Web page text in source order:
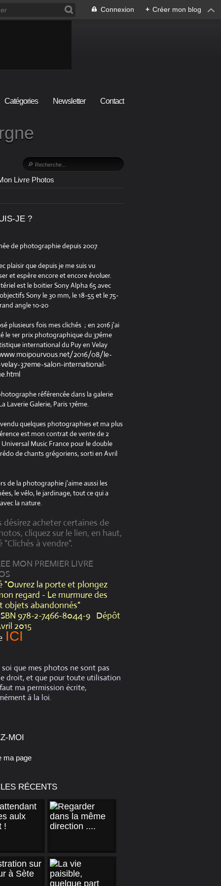
Connexion + Créer mon blog
Catégories Newsletter Contact
Livre Photos
JE ?
de photographie depuis 2007.
plaisir que depuis je me suis vu
et espère encore et encore évoluer.
est le boitier Sony Alpha 65 avec
Sony le 30 mm, le 18-55 et le 75-
angle 10-20
plusieurs fois mes clichés ; en 2016 j'ai
le 1er prix photographique du 37éme
international du Puy en Velay
2016/08/le-
37eme-salon-international-
référencée dans la galerie
Laverie Galerie, Paris 17éme.
quelques photographies et ma plus
est mon contrat de vente de 2
Universal Music France pour le double
de chants grégoriens, sorti en Avril
de la photographie j'aime aussi les
le vélo, le jardinage, tout ce qui a
la nature.
désirez acheter certaines de
cliquez sur le lien, en haut,
à vendre".
MON PREMIER LIVRE
"Ouvrez la porte et plongez
regard - Le murmure des
objets abandonnés"
978-2-7466-8044-9 Dépôt
2015
ICI
soi que mes photos ne sont pas
droit, et que pour toute utilisation
ma permission écrite,
à la loi.
MOI
ma page
RÉCENTS